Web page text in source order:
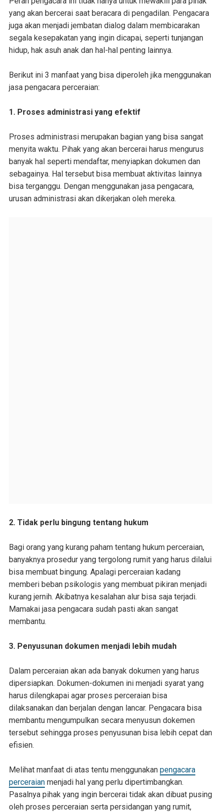
yang akan bercerai saat beracara di pengadilan. Pengacara
juga akan menjadi jembatan dialog dalam membicarakan
segala kesepakatan yang ingin dicapai, seperti tunjangan
hidup, hak asuh anak dan hal-hal penting lainnya.
Berikut ini 3 manfaat yang bisa diperoleh jika menggunakan
jasa pengacara perceraian:
1. Proses administrasi yang efektif
Proses administrasi merupakan bagian yang bisa sangat
menyita waktu. Pihak yang akan bercerai harus mengurus
banyak hal seperti mendaftar, menyiapkan dokumen dan
sebagainya. Hal tersebut bisa membuat aktivitas lainnya
bisa terganggu. Dengan menggunakan jasa pengacara,
urusan administrasi akan dikerjakan oleh mereka.
2. Tidak perlu bingung tentang hukum
Bagi orang yang kurang paham tentang hukum perceraian,
banyaknya prosedur yang tergolong rumit yang harus dilalui
bisa membuat bingung. Apalagi perceraian kadang
memberi beban psikologis yang membuat pikiran menjadi
kurang jernih. Akibatnya kesalahan alur bisa saja terjadi.
Mamakai jasa pengacara sudah pasti akan sangat
membantu.
3. Penyusunan dokumen menjadi lebih mudah
Dalam perceraian akan ada banyak dokumen yang harus
dipersiapkan. Dokumen-dokumen ini menjadi syarat yang
harus dilengkapai agar proses perceraian bisa
dilaksanakan dan berjalan dengan lancar. Pengacara bisa
membantu mengumpulkan secara menyusun dokemen
tersebut sehingga proses penyusunan bisa lebih cepat dan
efisien.
Melihat manfaat di atas tentu menggunakan pengacara
perceraianmenjadi hal yang perlu dipertimbangkan.
Pasalnya pihak yang ingin bercerai tidak akan dibuat pusing
oleh proses perceraian serta persidangan yang rumit,